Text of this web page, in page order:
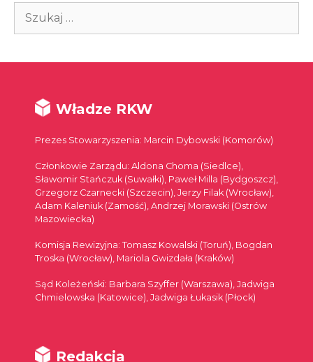
Szukaj:
Władze RKW
Prezes Stowarzyszenia: Marcin Dybowski (Komorów)
Członkowie Zarządu: Aldona Choma (Siedlce),
Sławomir Stańczuk (Suwałki), Paweł Milla (Bydgoszcz),
Grzegorz Czarnecki (Szczecin), Jerzy Filak (Wrocław),
Adam Kaleniuk (Zamość), Andrzej Morawski (Ostrów
Mazowiecka)
Komisja Rewizyjna: Tomasz Kowalski (Toruń), Bogdan
Troska (Wrocław), Mariola Gwizdała (Kraków)
Sąd Koleżeński: Barbara Szyffer (Warszawa), Jadwiga
Chmielowska (Katowice), Jadwiga Łukasik (Płock)
Redakcja